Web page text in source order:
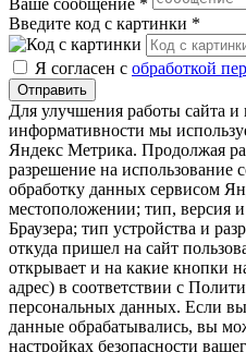
Ваше сообщение *
Введите код с картинки *
Я согласен с обработкой
Отправить
Для улучшения работы сайта
информативности мы
Яндекс Метрика. Продолжая
разрешение на использование
обработку данных сервисом
местоположении; тип, версия
Браузера; тип устройства и
откуда пришел на сайт
открывает и на какие кнопки
адрес) в соответствии с
персональных данных. Если
данные обрабатывались, вы
настройках безопасности